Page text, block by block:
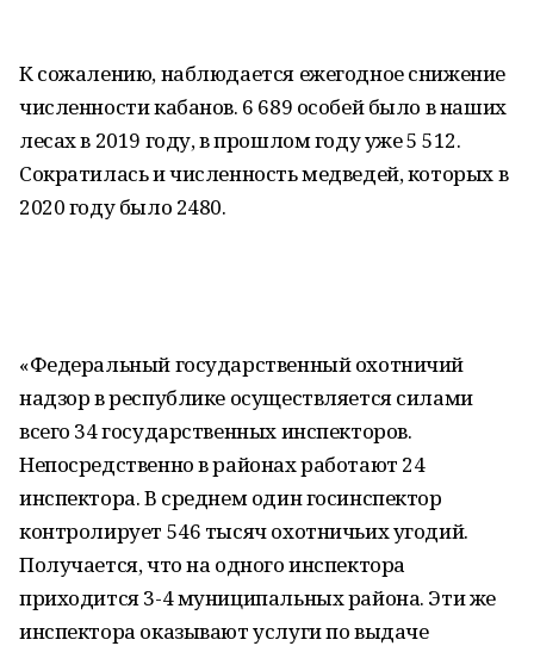
К сожалению, наблюдается ежегодное снижение
численности кабанов. 6 689 особей было в наших
лесах в 2019 году, в прошлом году уже 5 512.
Сократилась и численность медведей, которых в
2020 году было 2480.
«Федеральный государственный охотничий
надзор в республике осуществляется силами
всего 34 государственных инспекторов.
Непосредственно в районах работают 24
инспектора. В среднем один госинспектор
контролирует 546 тысяч охотничьих угодий.
Получается, что на одного инспектора
приходится 3-4 муниципальных района. Эти же
инспектора оказывают услуги по выдаче